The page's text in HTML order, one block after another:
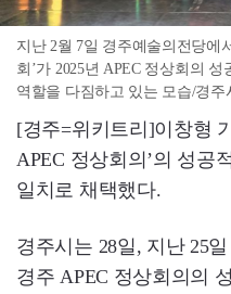
지난 2월 7일 경주예술의전당에
회’가 2025년 APEC 정상회의
역할을 다짐하고 있는 모습/경주
[경주=위키트리]이창형
APEC 정상회의’의 성공
일치로 채택했다.
경주시는 28일, 지난 25
경주 APEC 정상회의의